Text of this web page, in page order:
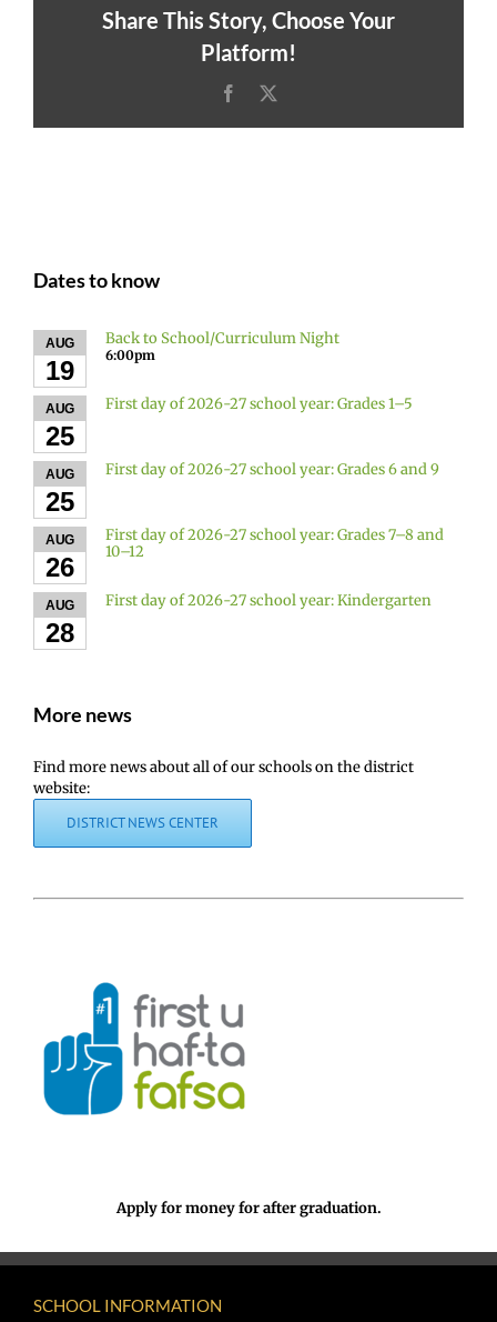
Share This Story, Choose Your
Platform!
Facebook
Dates to know
AUG
19
Back to School/Curriculum Night
6:00pm
AUG
25
First day of 2026-27 school year: Grades 1–5
AUG
25
First day of 2026-27 school year: Grades 6 and 9
AUG
26
First day of 2026-27 school year: Grades 7–8 and
10–12
AUG
28
First day of 2026-27 school year: Kindergarten
More news
Find more news about all of our schools on the district
website:
DISTRICT NEWS CENTER
Apply for money for after graduation.
SCHOOL INFORMATION